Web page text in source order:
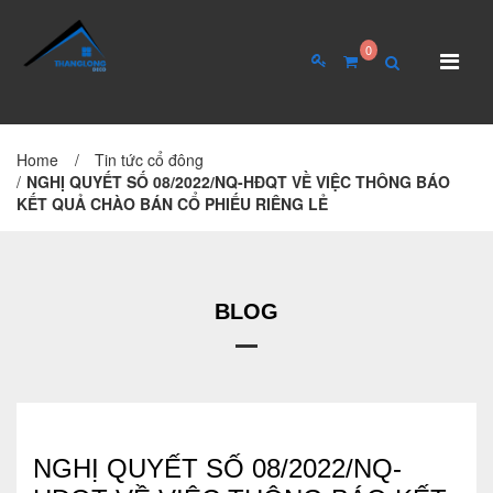
0
TRANG CHỦ
Giới thiệu về công ty
Đại hội cổ đông
Home /
Tin tức cổ đông
/ NGHỊ QUYẾT SỐ 08/2022/NQ-HĐQT VỀ VIỆC THÔNG BÁO
KẾT QUẢ CHÀO BÁN CỔ PHIẾU RIÊNG LẺ
BLOG
NGHỊ QUYẾT SỐ 08/2022/NQ-